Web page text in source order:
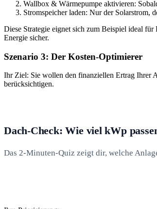
Wallbox & Wärmepumpe aktivieren:
Stromspeicher laden: Nur der Solarstrom,
Diese Strategie eignet sich zum Beispiel ideal
Energie sicher.
Szenario 3: Der Kosten-Optimierer
Ihr Ziel: Sie wollen den finanziellen Ertrag Ihrer
berücksichtigen.
Dach-Check: Wie viel kWp
Das 2-Minuten-Quiz zeigt dir, welche